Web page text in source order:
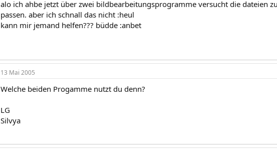
alo ich ahbe jetzt über zwei bildbearbeitungsprogramme versucht die dateien
passen. aber ich schnall das nicht :heul
kann mir jemand helfen??? büdde :anbet
13 Mai 2005
Welche beiden Progamme nutzt du denn?
LG
Silvya